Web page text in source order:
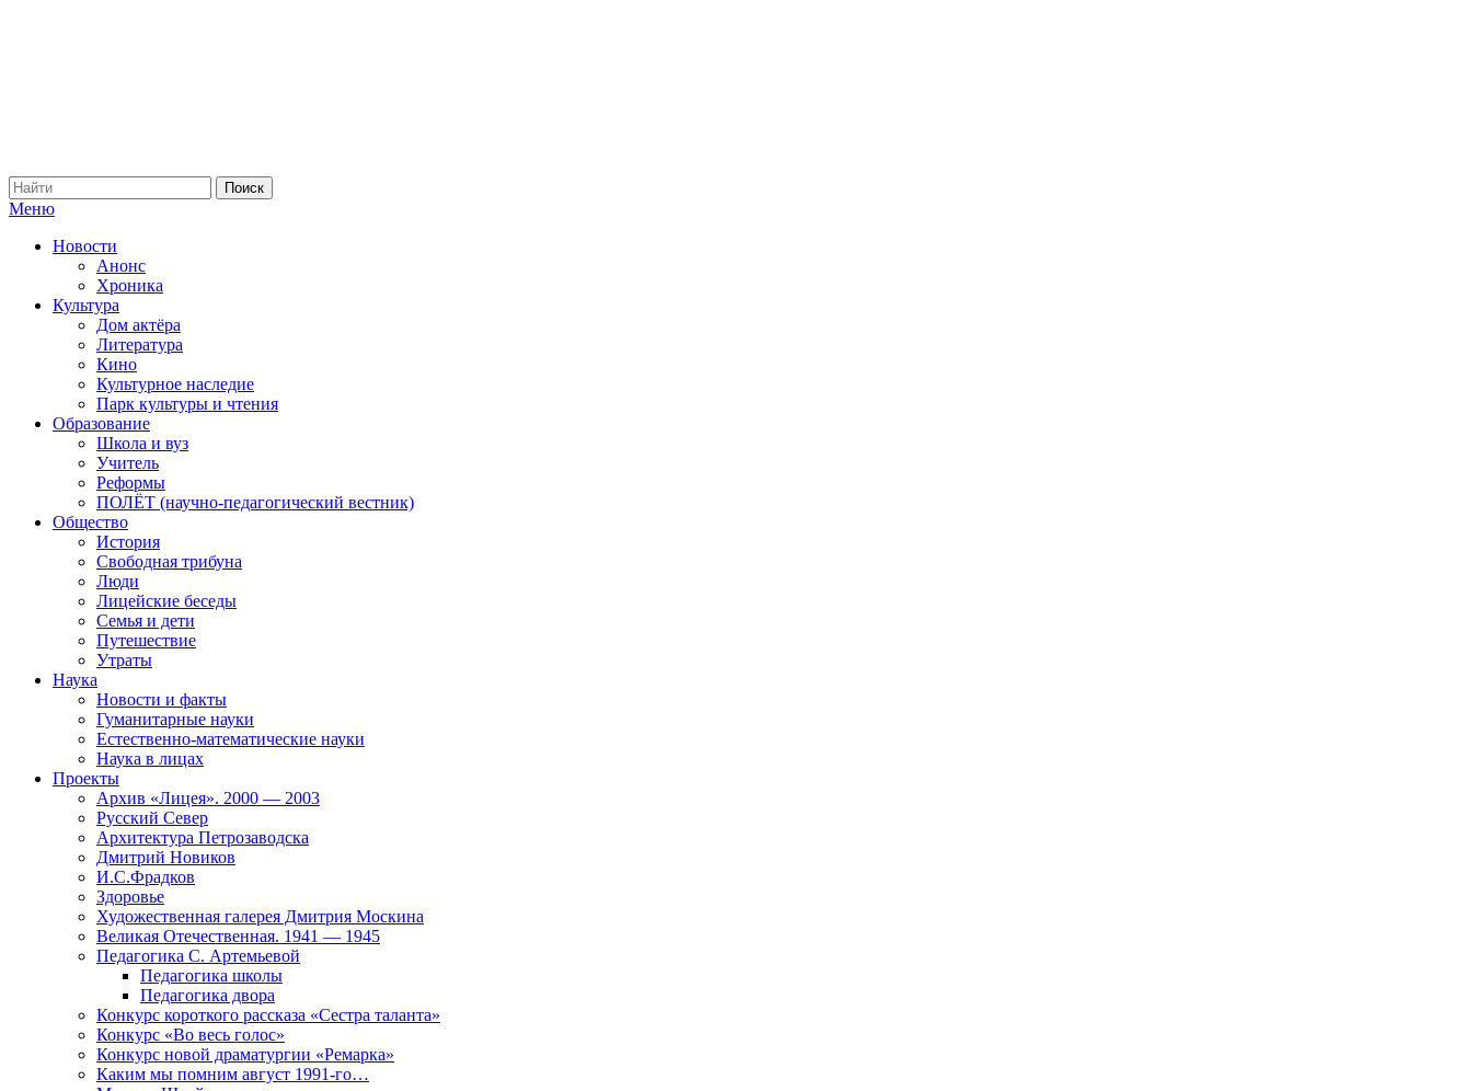
Меню
Новости
Анонс
Хроника
Культура
Дом актёра
Литература
Кино
Культурное наследие
Парк культуры и чтения
Образование
Школа и вуз
Учитель
Реформы
ПОЛЁТ (научно-педагогический вестник)
Общество
История
Свободная трибуна
Люди
Лицейские беседы
Семья и дети
Путешествие
Утраты
Наука
Новости и факты
Гуманитарные науки
Естественно-математические науки
Наука в лицах
Проекты
Архив «Лицея». 2000 — 2003
Русский Север
Архитектура Петрозаводска
Дмитрий Новиков
И.С.Фрадков
Здоровье
Художественная галерея Дмитрия Москина
Великая Отечественная. 1941 — 1945
Педагогика С. Артемьевой
Педагогика школы
Педагогика двора
Конкурс короткого рассказа «Сестра таланта»
Конкурс «Во весь голос»
Конкурс новой драматургии «Ремарка»
Каким мы помним август 1991-го…